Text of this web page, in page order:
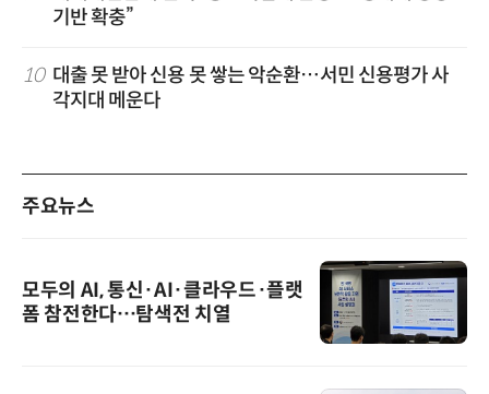
기반 확충”
10 대출 못 받아 신용 못 쌓는 악순환…서민 신용평가 사
각지대 메운다
주요뉴스
모두의 AI, 통신·AI·클라우드·플랫
폼 참전한다…탐색전 치열